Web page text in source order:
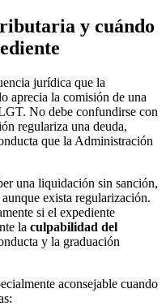
y cuándo
jurídica que la
aprecia la comisión de una
No debe confundirse con
regulariza una deuda,
que la Administración
una liquidación sin sanción,
exista regularización.
si el expediente
la culpabilidad del
y la graduación
aconsejable cuando